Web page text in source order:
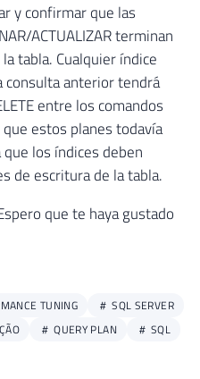
y confirmar que las
ACTUALIZAR terminan
tabla. Cualquier índice
consulta anterior tendrá
entre los comandos
estos planes todavía
los índices deben
de escritura de la tabla.
que te haya gustado
TUNING
SQL SERVER
QUERY PLAN
SQL